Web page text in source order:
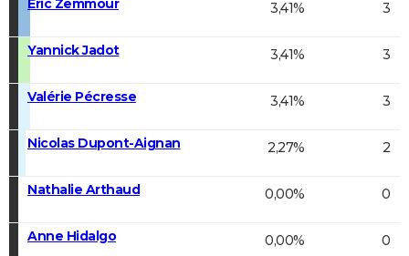
Éric Zemmour 3,41% 3
Yannick Jadot 3,41% 3
Valérie Pécresse 3,41% 3
Nicolas Dupont-Aignan 2,27% 2
Nathalie Arthaud 0,00% 0
Anne Hidalgo 0,00% 0